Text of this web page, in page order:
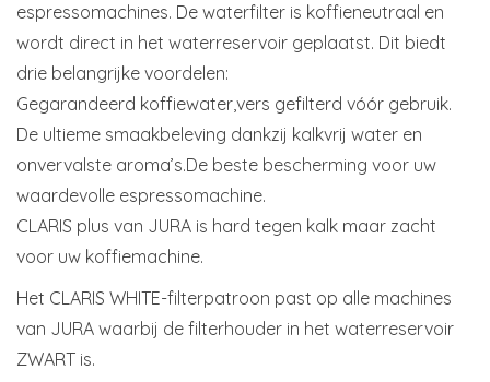
espressomachines. De waterfilter is koffieneutraal en
wordt direct in het waterreservoir geplaatst. Dit biedt
drie belangrijke voordelen:
Gegarandeerd koffiewater,vers gefilterd vóór gebruik.
De ultieme smaakbeleving dankzij kalkvrij water en
onvervalste aroma’s.De beste bescherming voor uw
waardevolle espressomachine.
CLARIS plus van JURA is hard tegen kalk maar zacht
voor uw koffiemachine.
Het CLARIS WHITE-filterpatroon past op alle machines
van JURA waarbij de filterhouder in het waterreservoir
ZWART is.